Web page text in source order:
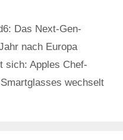
Das Next-Gen-
nach Europa
sich: Apples Chef-
wechselt